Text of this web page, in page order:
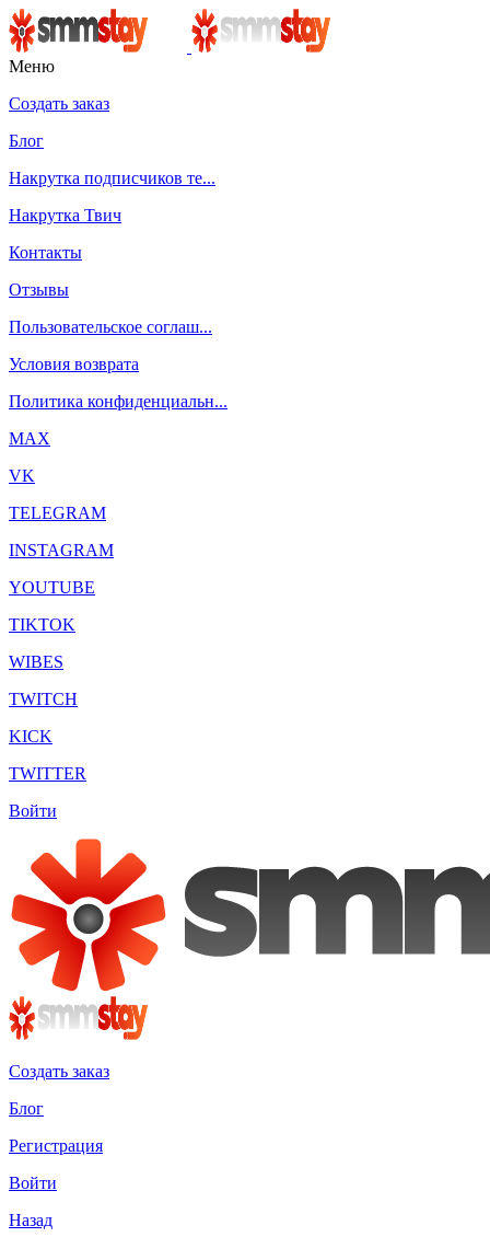
Меню
Создать заказ
Блог
Накрутка подписчиков те...
Накрутка Твич
Контакты
Отзывы
Пользовательское соглаш...
Условия возврата
Политика конфиденциальн...
MAX
VK
TELEGRAM
INSTAGRAM
YOUTUBE
TIKTOK
WIBES
TWITCH
KICK
TWITTER
Войти
Создать заказ
Блог
Регистрация
Войти
Назад